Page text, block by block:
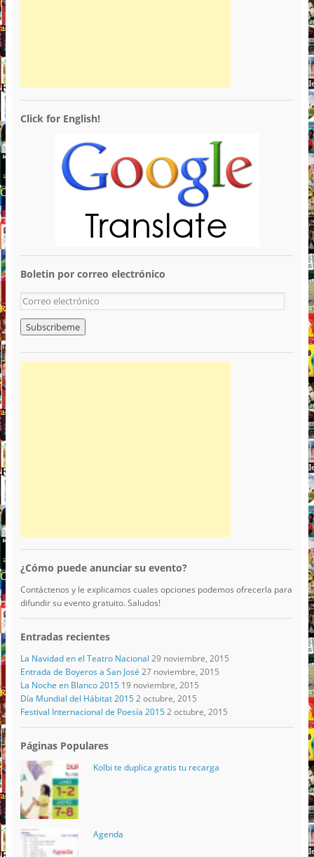
Click for English!
Boletin por correo electrónico
¿Cómo puede anunciar su evento?
Contáctenos y le explicamos cuales opciones podemos ofrecerla para
difundir su evento gratuito. Saludos!
Entradas recientes
La Navidad en el Teatro Nacional 29 noviembre, 2015
Entrada de Boyeros a San José 27 noviembre, 2015
La Noche en Blanco 2015 19 noviembre, 2015
Día Mundial del Hábitat 2015 2 octubre, 2015
Festival Internacional de Poesía 2015 2 octubre, 2015
Páginas Populares
Kolbi te duplica gratis tu recarga
Agenda